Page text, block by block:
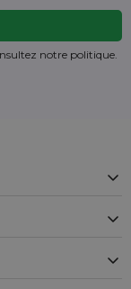
notre politique.